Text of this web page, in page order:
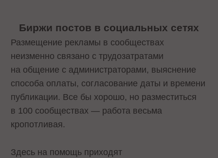
Биржи постов в социальных сетях
Размещение рекламы в сообществах
неизменно связано с трудозатратами
на общение с администраторами, выяснение
способа оплаты, согласование даты и времени
публикации. Все бы хорошо, но разместиться
в 100 сообществах — работа весьма
кропотливая.
Здесь на помощь приходят